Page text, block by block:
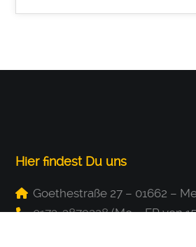
Hier findest Du uns
Goethestraße 27 – 01662 –
0173-3879228(Mo – FR von